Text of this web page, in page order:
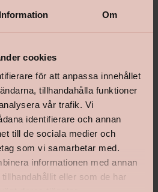
Information Om
cookies
för att anpassa innehållet
tillhandahålla funktioner
vår trafik. Vi
identifierare och annan
till de sociala medier och
som vi samarbetar med.
informationen med annan
eller som de har